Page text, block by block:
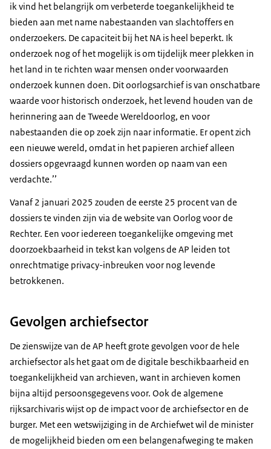
ik vind het belangrijk om verbeterde toegankelijkheid te
bieden aan met name nabestaanden van slachtoffers en
onderzoekers. De capaciteit bij het NA is heel beperkt. Ik
onderzoek nog of het mogelijk is om tijdelijk meer plekken in
het land in te richten waar mensen onder voorwaarden
onderzoek kunnen doen. Dit oorlogsarchief is van onschatbare
waarde voor historisch onderzoek, het levend houden van de
herinnering aan de Tweede Wereldoorlog, en voor
nabestaanden die op zoek zijn naar informatie. Er opent zich
een nieuwe wereld, omdat in het papieren archief alleen
dossiers opgevraagd kunnen worden op naam van een
verdachte.’’
Vanaf 2 januari 2025 zouden de eerste 25 procent van de
dossiers te vinden zijn via de website van Oorlog voor de
Rechter. Een voor iedereen toegankelijke omgeving met
doorzoekbaarheid in tekst kan volgens de AP leiden tot
onrechtmatige privacy-inbreuken voor nog levende
betrokkenen.
Gevolgen archiefsector
De zienswijze van de AP heeft grote gevolgen voor de hele
archiefsector als het gaat om de digitale beschikbaarheid en
toegankelijkheid van archieven, want in archieven komen
bijna altijd persoonsgegevens voor. Ook de algemene
rijksarchivaris wijst op de impact voor de archiefsector en de
burger. Met een wetswijziging in de Archiefwet wil de minister
de mogelijkheid bieden om een belangenafweging te maken